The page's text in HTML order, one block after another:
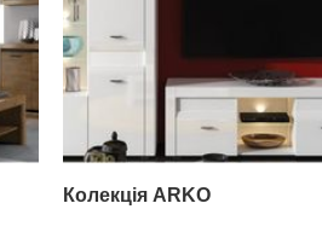
Колекція ARKO